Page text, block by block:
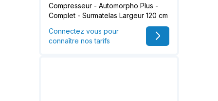
Compresseur - Automorpho Plus -
Complet - Surmatelas Largeur 120 cm
Connectez vous pour
connaître nos tarifs